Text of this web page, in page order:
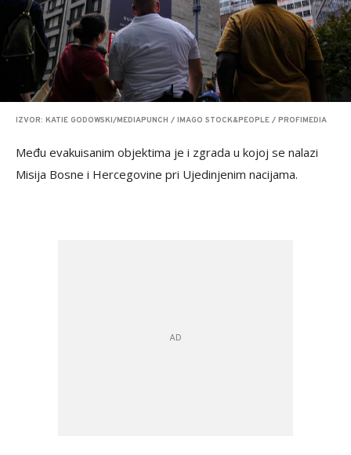
IZVOR: KATIE GODOWSKI/MEDIAPUNCH / IMAGO STOCK&PEOPLE / PROFIMEDIA
Među evakuisanim objektima je i zgrada u kojoj se nalazi
Misija Bosne i Hercegovine pri Ujedinjenim nacijama.